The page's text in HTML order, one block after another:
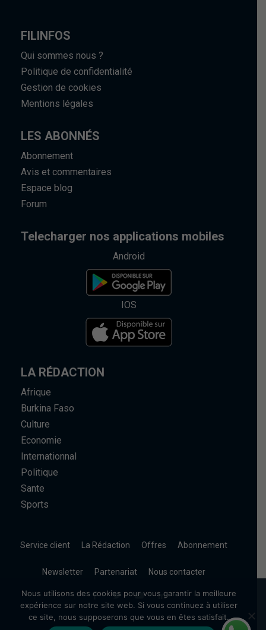
FILINFOS
Qui sommes nous ?
Politique de confidentialité
Gestion de cookies
Mentions légales
LES ABONNÉS
Abonnement
Avis et commentaires
Espace blog
Forum
Telecharger nos applications mobiles
Android
IOS
LA RÉDACTION
Afrique
Burkina Faso
Culture
Economie
Internationnal
Politique
Sante
Sports
Service client La Rédaction Offres Abonnement
Newsletter Partenariat Nous contacter
Nous utilisons des cookies pour vous garantir la meilleure
expérience sur notre site web. Si vous continuez à utiliser
ce site, nous supposerons que vous en êtes satisfait.